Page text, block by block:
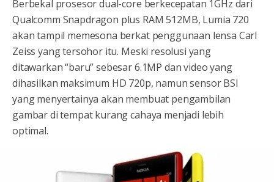
Berbekal prosesor dual-core berkecepatan 1GHz dari
Qualcomm Snapdragon plus RAM 512MB, Lumia 720
akan tampil memesona berkat penggunaan lensa Carl
Zeiss yang tersohor itu. Meski resolusi yang
ditawarkan “baru” sebesar 6.1MP dan video yang
dihasilkan maksimum HD 720p, namun sensor BSI
yang menyertainya akan membuat pengambilan
gambar di tempat kurang cahaya menjadi lebih
optimal.